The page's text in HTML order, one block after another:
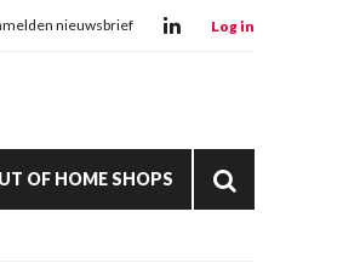
nieuwsbrief Log in
OF HOME SHOPS